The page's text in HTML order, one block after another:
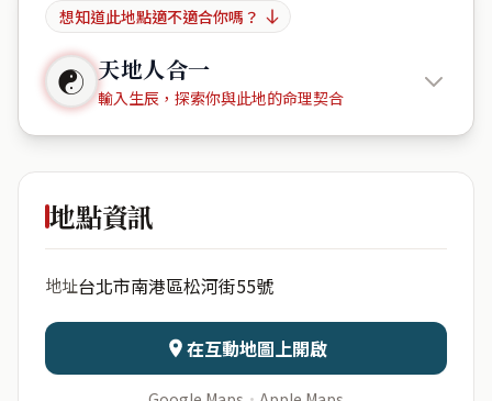
想知道此地點適不適合你嗎？
☯ 天地人合一
輸入生辰，探索你與此地的命理契合
重陽里松
日期 出生時辰
地點資訊
地址台北市南港區松河街55號
在互動地圖上開啟